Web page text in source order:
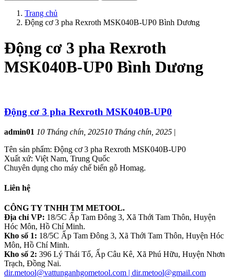
Trang chủ
Động cơ 3 pha Rexroth MSK040B-UP0 Bình Dương
Động cơ 3 pha Rexroth
MSK040B-UP0 Bình Dương
Động cơ 3 pha Rexroth MSK040B-UP0
admin01 10 Tháng chín, 202510 Tháng chín, 2025 |
Tên sản phẩm: Động cơ 3 pha Rexroth MSK040B-UP0
Xuất xứ: Việt Nam, Trung Quốc
Chuyên dụng cho máy chế biến gỗ Homag.
Liên hệ
CÔNG TY TNHH TM METOOL.
Địa chỉ VP: 18/5C Ấp Tam Đông 3, Xã Thới Tam Thôn, Huyện
Hóc Môn, Hồ Chí Minh.
Kho số 1: 18/5C Ấp Tam Đông 3, Xã Thới Tam Thôn, Huyện Hóc
Môn, Hồ Chí Minh.
Kho số 2: 396 Lý Thái Tổ, Ấp Câu Kê, Xã Phú Hữu, Huyện Nhơn
Trạch, Đồng Nai.
dir.metool@vattunganhgometool.com | dir.metool@gmail.com